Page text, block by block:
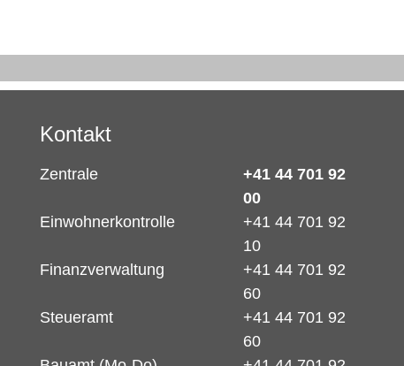
Kontakt
Zentrale
+41 44 701 92
00
Einwohnerkontrolle
+41 44 701 92
10
Finanzverwaltung
+41 44 701 92
60
Steueramt
+41 44 701 92
60